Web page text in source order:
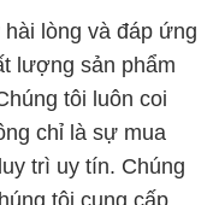
lòng và đáp ứng
lượng sản phẩm
tôi luôn coi
chỉ là sự mua
trì uy tín. Chúng